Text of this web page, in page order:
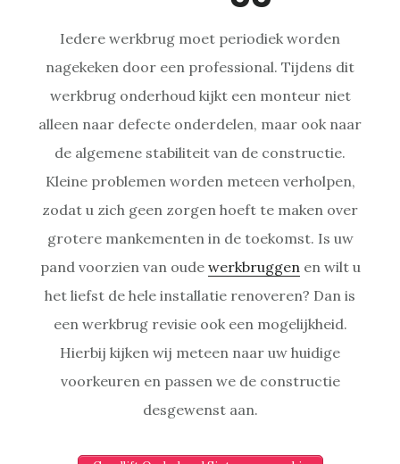
Iedere werkbrug moet periodiek worden
nagekeken door een professional. Tijdens dit
werkbrug onderhoud kijkt een monteur niet
alleen naar defecte onderdelen, maar ook naar
de algemene stabiliteit van de constructie.
Kleine problemen worden meteen verholpen,
zodat u zich geen zorgen hoeft te maken over
grotere mankementen in de toekomst. Is uw
pand voorzien van oude werkbruggen en wilt u
het liefst de hele installatie renoveren? Dan is
een werkbrug revisie ook een mogelijkheid.
Hierbij kijken wij meteen naar uw huidige
voorkeuren en passen we de constructie
desgewenst aan.